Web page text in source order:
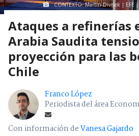
CONTEXTO: Martin Divisek | EFE
Ataques a refinerías
Arabia Saudita
proyección para las
Chile
Franco López
Periodista del área
Con información deVanesa Gajardo